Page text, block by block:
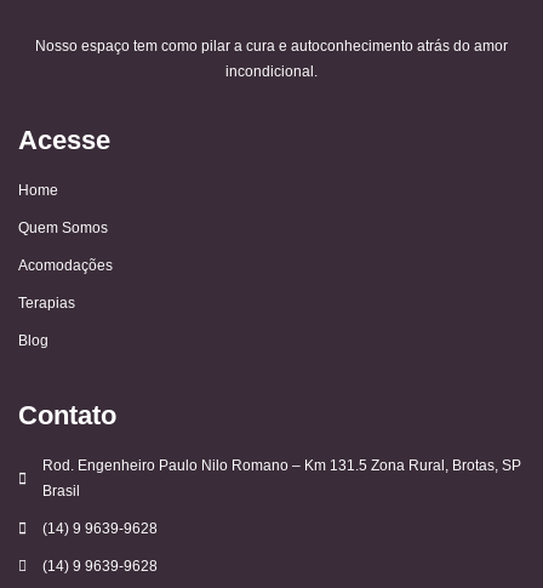
Nosso espaço tem como pilar a cura e autoconhecimento atrás do amor
incondicional.
Acesse
Home
Quem Somos
Acomodações
Terapias
Blog
Contato
Rod. Engenheiro Paulo Nilo Romano – Km 131.5 Zona Rural, Brotas, SP
Brasil
(14) 9 9639-9628
(14) 9 9639-9628